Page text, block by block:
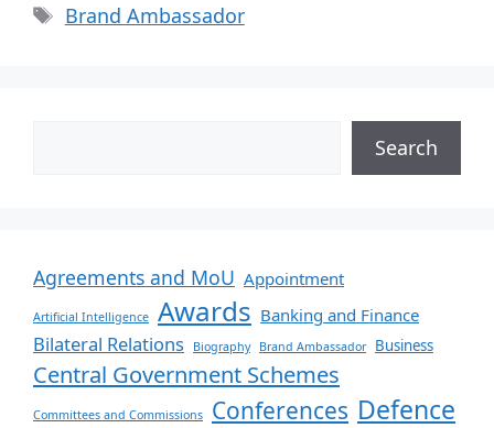
Brand Ambassador
Search
Agreements and MoU Appointment
Artificial Intelligence Awards Banking and Finance
Bilateral Relations Biography Brand Ambassador Business
Central Government Schemes
Committees and Commissions Conferences Defence